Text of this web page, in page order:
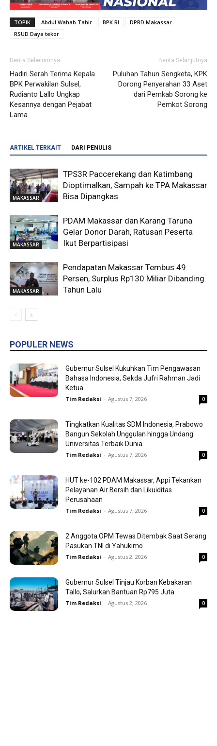
TOPIK Abdul Wahab Tahir BPK RI
DPRD Makassar
RSUD Daya tekor
Berita Sebelumnya
Hadiri Serah Terima Kepala
BPK Perwakilan Sulsel,
Rudianto Lallo Ungkap
Kesannya dengan Pejabat
Lama
Berita Selanjutnya
Puluhan Tahun Sengketa, KPK
Dorong Penyerahan 33 Aset
dari Pemkab Sorong ke
Pemkot Sorong
ARTIKEL TERKAIT DARI PENULIS
MAKASSAR
TPS3R Paccerekang dan Katimbang
Dioptimalkan, Sampah ke TPA Makassar
Bisa Dipangkas
MAKASSAR
PDAM Makassar dan Karang Taruna
Gelar Donor Darah, Ratusan Peserta
Ikut Berpartisipasi
MAKASSAR
Pendapatan Makassar Tembus 49
Persen, Surplus Rp130 Miliar Dibanding
Tahun Lalu
POPULER NEWS
Gubernur Sulsel Kukuhkan Tim Pengawasan
Bahasa Indonesia, Sekda Jufri Rahman Jadi
Ketua
Tim Redaksi - Agustus 7, 2026 0
Tingkatkan Kualitas SDM Indonesia, Prabowo
Bangun Sekolah Unggulan hingga Undang
Universitas Terbaik Dunia
Tim Redaksi - Agustus 7, 2026 0
HUT ke-102 PDAM Makassar, Appi Tekankan
Pelayanan Air Bersih dan Likuiditas
Perusahaan
Tim Redaksi - Agustus 7, 2026 0
2 Anggota OPM Tewas Ditembak Saat Serang
Pasukan TNI di Yahukimo
Tim Redaksi - Agustus 2, 2026 0
Gubernur Sulsel Tinjau Korban Kebakaran
Tallo, Salurkan Bantuan Rp795 Juta
Tim Redaksi - Agustus 2, 2026 0